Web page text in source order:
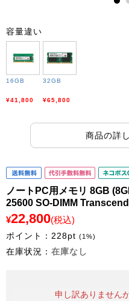
容量違い
16GB
¥41,800
32GB
¥65,800
商品の詳
ノートPC用メモリ 8GB
25600 SO-DIMM
¥22,800(税込)
ポイント： 228pt (1%)
在庫状況： 在庫なし
申し訳ありません